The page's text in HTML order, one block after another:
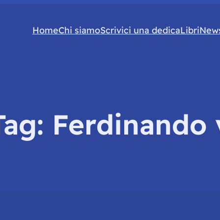
HomeChi siamoScrivici una dedicaLibri
Ferdinando